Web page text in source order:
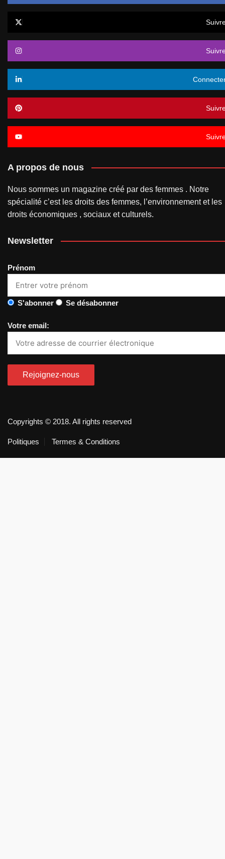
A propos de nous
Nous sommes un magazine créé par des femmes . Notre
spécialité c’est les droits des femmes, l’environnement et les
droits économiques , sociaux et culturels.
Newsletter
Prénom
S'abonner Se désabonner
Votre email:
Copyrights © 2018. All rights reserved
Politiques Termes & Conditions